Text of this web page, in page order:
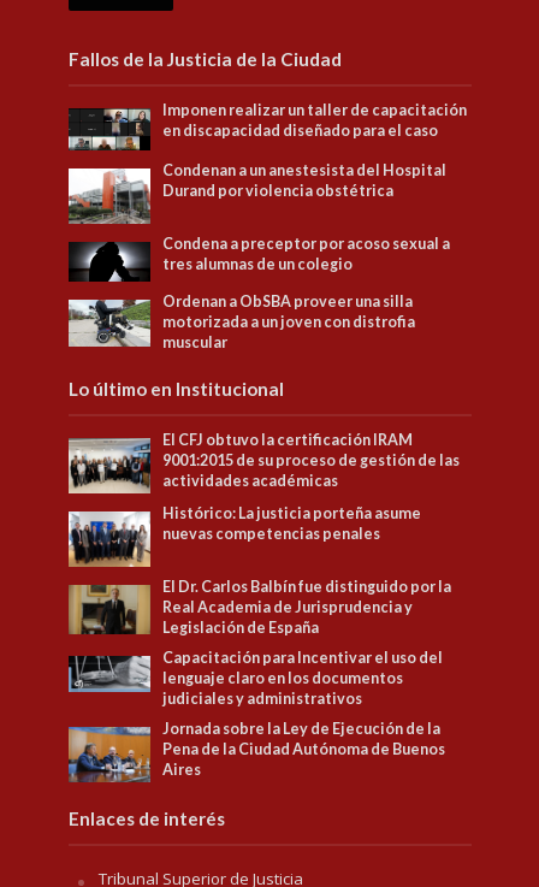
Fallos de la Justicia de la Ciudad
Imponen realizar un taller de capacitación
en discapacidad diseñado para el caso
Condenan a un anestesista del Hospital
Durand por violencia obstétrica
Condena a preceptor por acoso sexual a
tres alumnas de un colegio
Ordenan a ObSBA proveer una silla
motorizada a un joven con distrofia
muscular
Lo último en Institucional
El CFJ obtuvo la certificación IRAM
9001:2015 de su proceso de gestión de las
actividades académicas
Histórico: La justicia porteña asume
nuevas competencias penales
El Dr. Carlos Balbín fue distinguido por la
Real Academia de Jurisprudencia y
Legislación de España
Capacitación para Incentivar el uso del
lenguaje claro en los documentos
judiciales y administrativos
Jornada sobre la Ley de Ejecución de la
Pena de la Ciudad Autónoma de Buenos
Aires
Enlaces de interés
Tribunal Superior de Justicia